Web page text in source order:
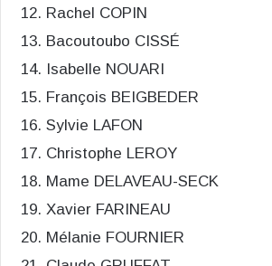
Rachel COPIN
Bacoutoubo CISSÉ
Isabelle NOUARI
François BEIGBEDER
Sylvie LAFON
Christophe LEROY
Mame DELAVEAU-SECK
Xavier FARINEAU
Mélanie FOURNIER